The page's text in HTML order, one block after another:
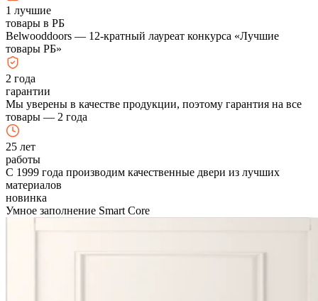
1 лучшие
товары в РБ
Belwooddoors — 12-кратный лауреат конкурса «Лучшие
товары РБ»
2 года
гарантии
Мы уверены в качестве продукции, поэтому гарантия на все
товары — 2 года
25 лет
работы
С 1999 года производим качественные двери из лучших
материалов
новинка
Умное заполнение Smart Core